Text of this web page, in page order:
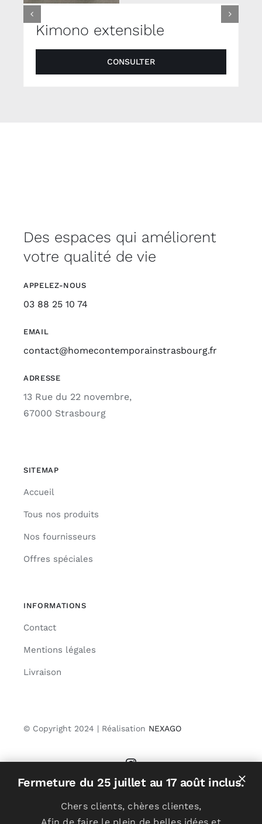
Kimono extensible
CONSULTER
Des espaces qui améliorent
votre qualité de vie
APPELEZ-NOUS
03 88 25 10 74
EMAIL
contact@homecontemporainstrasbourg.fr
ADRESSE
13 Rue du 22 novembre,
67000 Strasbourg
SITEMAP
Accueil
Tous nos produits
Nos fournisseurs
Offres spéciales
INFORMATIONS
Contact
Mentions légales
Livraison
© Copyright 2024 | Réalisation NEXAGO
Fermeture du 25 juillet au 17 août inclus.
Chers clients, chères clientes,